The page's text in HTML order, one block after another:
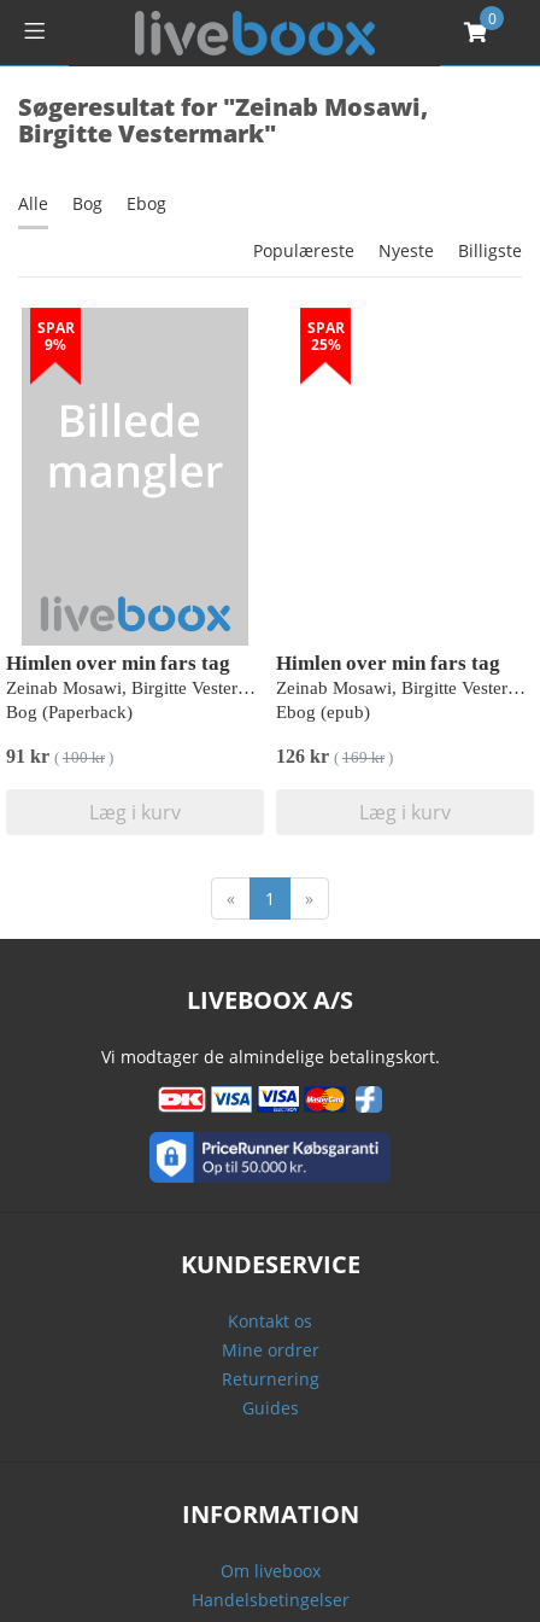
0
Søgeresultat for "Zeinab Mosawi,
Birgitte Vestermark"
Alle Bog Ebog
Populæreste Nyeste Billigste
SPAR
9%
Himlen over min fars tag
Zeinab Mosawi, Birgitte Vestermark
Bog (Paperback)
91 kr ( 100 kr)
Læg i kurv
SPAR
25%
Himlen over min fars tag
Zeinab Mosawi, Birgitte Vestermark
Ebog (epub)
126 kr ( 169 kr)
Læg i kurv
« 1 »
LIVEBOOX A/S
Vi modtager de almindelige betalingskort.
KUNDESERVICE
Kontakt os
Mine ordrer
Returnering
Guides
INFORMATION
Om liveboox
Handelsbetingelser